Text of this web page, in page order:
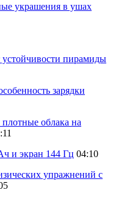
украшения в ушах
пирамиды
зарядки
облака на
и экран 144 Гц 04:10
упражнений с